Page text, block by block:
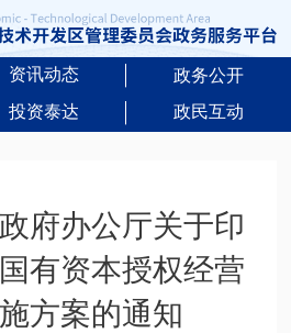
资讯动态
政务公开
投资泰达 政民互动
府办公厅关于印
有资本授权经营
方案的通知